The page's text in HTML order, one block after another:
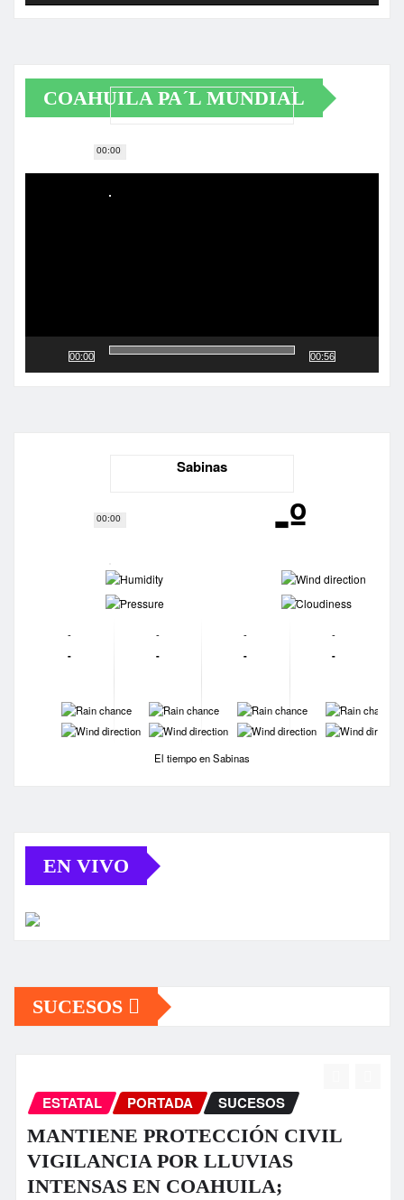
00:00
COAHUILA PA´L MUNDIAL
Reproductor
00:00
00:00
00:56
Sabinas
-º
-
-
-
-
-
-
-
-
-
-
-
-
-
-
-
-
-
-
-
-
El tiempo en Sabinas
EN VIVO
SUCESOS
ESTATAL PORTADA SUCESOS
MANTIENE PROTECCIÓN CIVIL
VIGILANCIA POR LLUVIAS
INTENSAS EN COAHUILA;